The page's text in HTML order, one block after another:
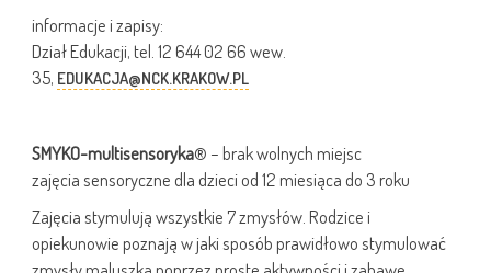
informacje i zapisy:
Dział Edukacji, tel. 12 644 02 66 wew.
35, EDUKACJA@NCK.KRAKOW.PL
SMYKO-multisensoryka® – brak wolnych miejsc
zajęcia sensoryczne dla dzieci od 12 miesiąca do 3 roku
Zajęcia stymulują wszystkie 7 zmysłów. Rodzice i
opiekunowie poznają w jaki sposób prawidłowo stymulować